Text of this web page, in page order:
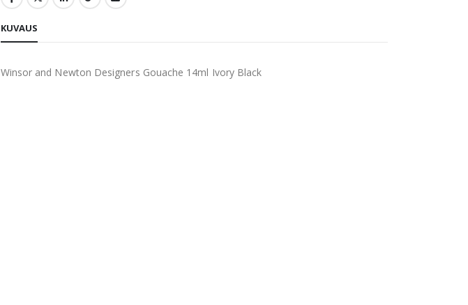
KUVAUS
Winsor and Newton Designers Gouache 14ml Ivory Black